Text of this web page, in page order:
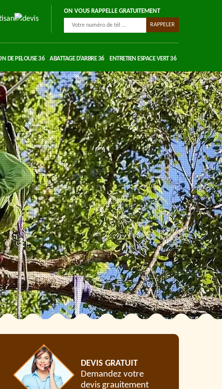
ON VOUS RAPPELLE GRATUITEMENT
DE PELOUSE 36 ABATTAGE D'ARBRE 36 ENTRETIEN ESPACE VERT 36
DEVIS GRATUIT
Demandez votre
devis grauitement